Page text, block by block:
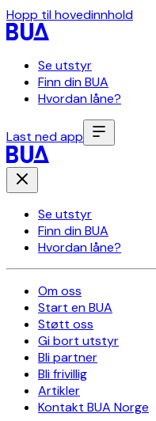
Hopp til hovedinnhold
Se utstyr
Finn din BUA
Hvordan låne?
Last ned app
Se utstyr
Finn din BUA
Hvordan låne?
Om oss
Start en BUA
Støtt oss
Gi bort utstyr
Bli partner
Bli frivillig
Artikler
Kontakt BUA Norge